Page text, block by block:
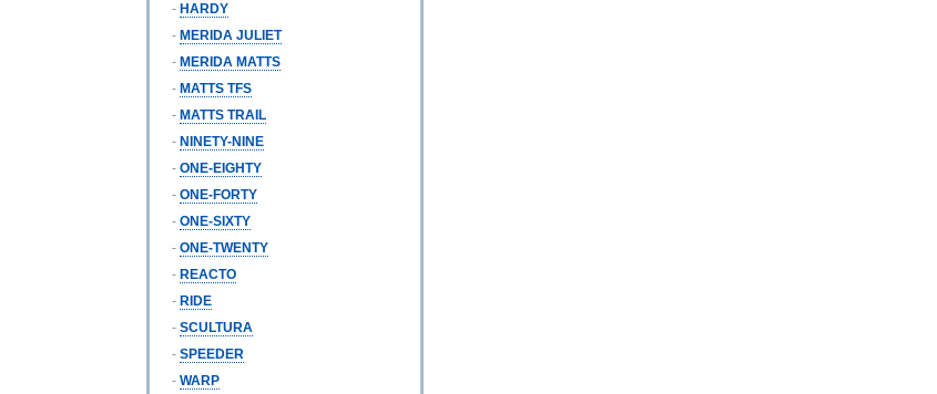
- HARDY
- MERIDA JULIET
- MERIDA MATTS
- MATTS TFS
- MATTS TRAIL
- NINETY-NINE
- ONE-EIGHTY
- ONE-FORTY
- ONE-SIXTY
- ONE-TWENTY
- REACTO
- RIDE
- SCULTURA
- SPEEDER
- WARP